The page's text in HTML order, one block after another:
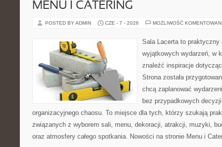
MENU I CATERING
POSTED BY ADMIN CZE - 7 - 2026 MOŻLIWOŚĆ
Sala Lacerta to praktyczny
wyjątkowych wydarzeń, w
znaleźć inspiracje
Strona została
chcą zaplanować
bez przypadkowych
organizacyjnego chaosu. To miejsce dla tych, którzy szukają
związanych z wyborem sali, menu, dekoracji, atrakcji, muzyki,
oraz atmosfery całego spotkania. Nowości na stronie Menu i